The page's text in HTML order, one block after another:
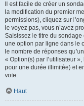
Il est facile de créer un
la modification du premier
permissions), cliquez sur
le voyez pas, vous n’avez
Saisissez le titre du
une option par ligne dans le
le nombre de réponses
« Option(s) par l’utilisateur
pour une durée illimitée) et
vote.
Haut